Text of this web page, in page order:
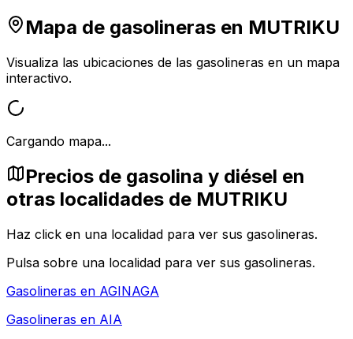
Mapa de gasolineras en MUTRIKU
Visualiza las ubicaciones de las gasolineras en un mapa
interactivo.
Cargando mapa...
Precios de gasolina y diésel en
otras localidades de MUTRIKU
Haz click en una localidad para ver sus gasolineras.
Pulsa sobre una localidad para ver sus gasolineras.
Gasolineras en AGINAGA
Gasolineras en AIA